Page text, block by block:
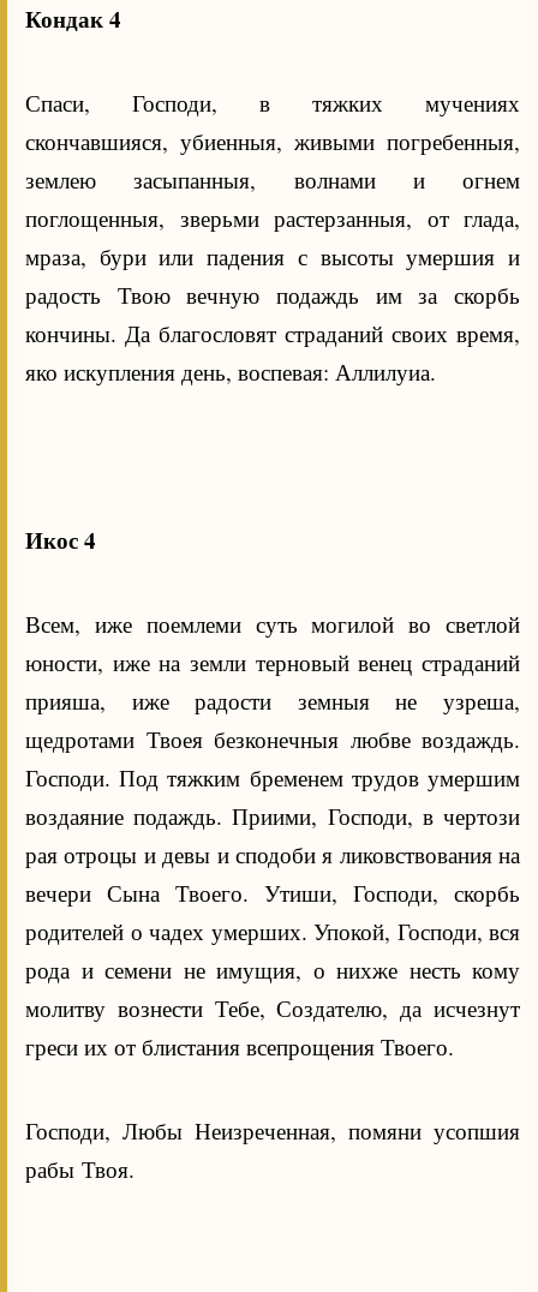
Кондак 4
Спаси, Господи, в тяжких мучениях
скончавшияся, убиенныя, живыми погребенныя,
землею засыпанныя, волнами и огнем
поглощенныя, зверьми растерзанныя, от глада,
мраза, бури или падения с высоты умершия и
радость Твою вечную подаждь им за скорбь
кончины. Да благословят страданий своих время,
яко искупления день, воспевая: Аллилуиа.
Икос 4
Всем, иже поемлеми суть могилой во светлой
юности, иже на земли терновый венец страданий
прияша, иже радости земныя не узреша,
щедротами Твоея безконечныя любве воздаждь.
Господи. Под тяжким бременем трудов умершим
воздаяние подаждь. Приими, Господи, в чертози
рая отроцы и девы и сподоби я ликовствования на
вечери Сына Твоего. Утиши, Господи, скорбь
родителей о чадех умерших. Упокой, Господи, вся
рода и семени не имущия, о нихже несть кому
молитву вознести Тебе, Создателю, да исчезнут
греси их от блистания всепрощения Твоего.
Господи, Любы Неизреченная, помяни усопшия
рабы Твоя.